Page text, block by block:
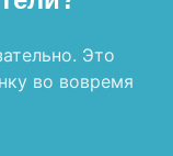
Это
во вовремя